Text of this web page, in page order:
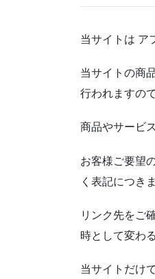
当サイトは ア
当サイトの商
行われますの
商品やサービ
お客様ご要望
く表記につき
リンク先をご
時として変わ
当サイトだけ